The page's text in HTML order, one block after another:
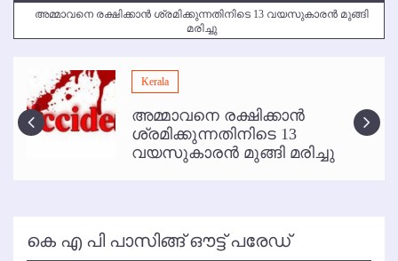
അമ്മാവനെ രക്ഷിക്കാന്‍ ശ്രമിക്കുന്നതിനിടെ 13 വയസുകാരന്‍ മുങ്ങി
മരിച്ചു
മമ്പുറം ആണ്ടു നേര്‍ച്ച ജൂണ്‍ 17 മുതല്‍
ഇനി രമേശ് പിഷാരടി സ്റ്റേജ് ഷോകള്‍ക്ക് ഇല്ല
കോഴിക്കോട് വിമാനത്താവളത്തില്‍ അനധികൃത പാര്‍ക്കിംഗ് പിരിവ് :
പരാതി തള്ളി
Kerala
അമ്മാവനെ രക്ഷിക്കാന്‍
ശ്രമിക്കുന്നതിനിടെ 13
വയസുകാരന്‍ മുങ്ങി മരിച്ചു
കെ എ പി പാസിങ്ങ് ഔട്ട് പരേഡ്